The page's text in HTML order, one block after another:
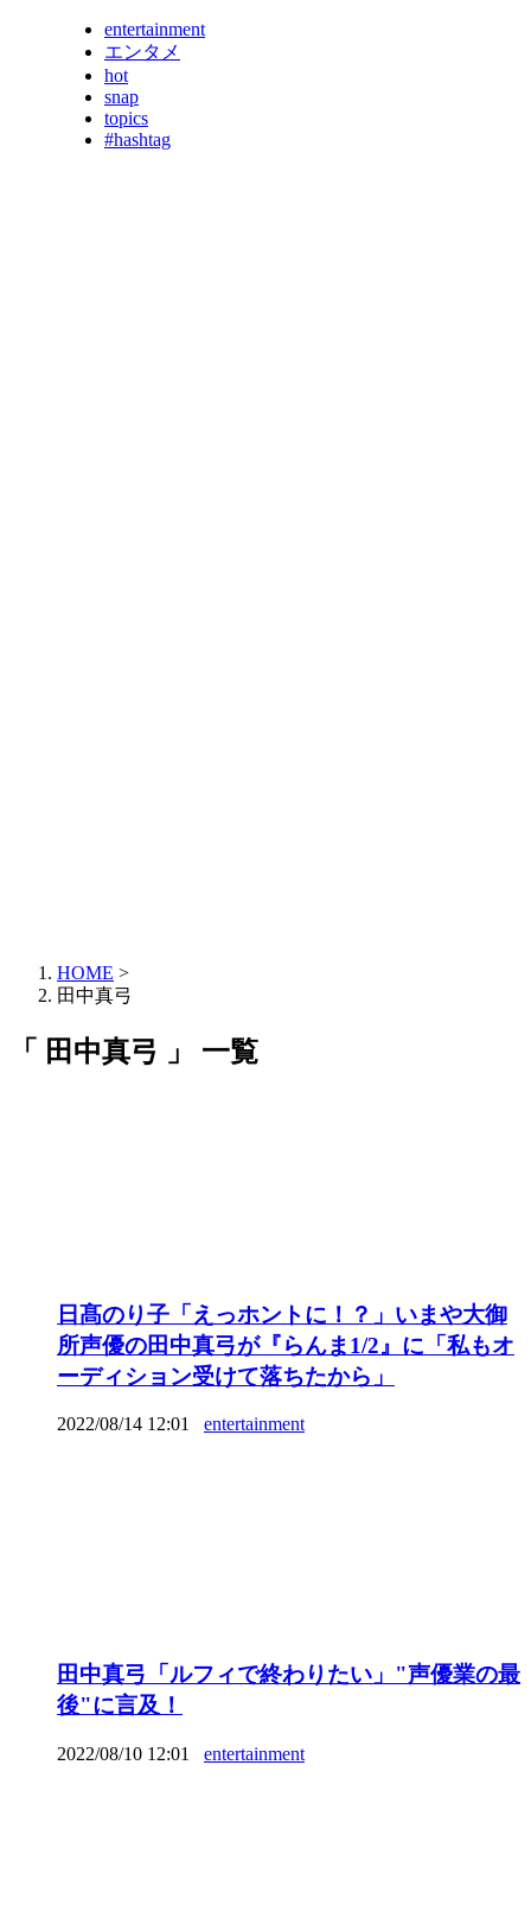
entertainment
エンタメ
hot
snap
topics
#hashtag
HOME >
田中真弓
「 田中真弓 」 一覧
日髙のり子「えっホントに！？」いまや大御
所声優の田中真弓が『らんま1/2』に「私もオ
ーディション受けて落ちたから」
2022/08/14 12:01 entertainment
田中真弓「ルフィで終わりたい」"声優業の最
後"に言及！
2022/08/10 12:01 entertainment